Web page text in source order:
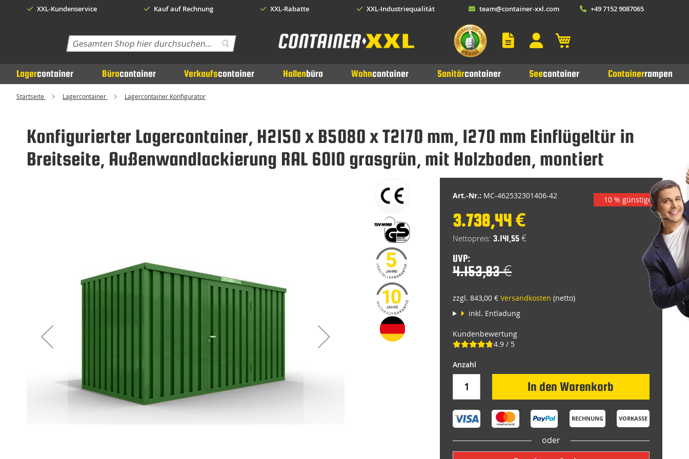
XXL-Kundenservice Kauf auf Rechnung XXL-Rabatte XXL-Industriequalität team@container-xxl.com +49 7152 9087065
Search
Lagercontainer Bürocontainer Verkaufscontainer Hallenbüro Wohncontainer Sanitärcontainer Seecontainer Containerrampen
Startseite Lagercontainer Lagercontainer Konfigurator
Konfigurierter Lagercontainer, H2150 x B5080 x T2170 mm, 1270 mm Einflügeltür in
Breitseite, Außenwandlackierung RAL 6010 grasgrün, mit Holzboden, montiert
Art.-Nr.: MC-462532301406-42
Special
Price
3.738,44 €
3.141,55 €
UVP:
4.153,83 €
zzgl. 843,00 € Versandkosten (netto)
inkl. Entladung
Kundenbewertung
4.9 / 5
In den Warenkorb
RECHNUNG VORKASSE
oder
10 % günstiger